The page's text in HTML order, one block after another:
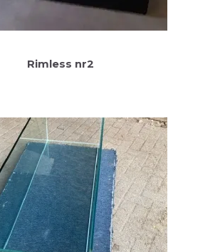
Rimless nr2